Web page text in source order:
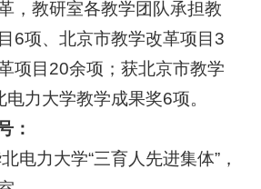
，教研室各教学团队承担教
6项、北京市教学改革项目3
项目20余项；获北京市教学
力大学教学成果奖6项。
：
电力大学“三育人先进集体”，